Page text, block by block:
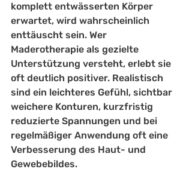
komplett entwässerten Körper
erwartet, wird wahrscheinlich
enttäuscht sein. Wer
Maderotherapie als gezielte
Unterstützung versteht, erlebt sie
oft deutlich positiver. Realistisch
sind ein leichteres Gefühl, sichtbar
weichere Konturen, kurzfristig
reduzierte Spannungen und bei
regelmäßiger Anwendung oft eine
Verbesserung des Haut- und
Gewebebildes.